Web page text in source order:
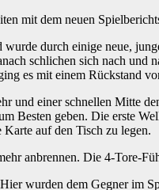
mit dem neuen
durch einige neue,
schlichen sich nach und
es mit einem Rückstand
und einer schnellen Mitte
Besten geben. Die erste
auf den Tisch zu legen.
anbrennen. Die 4-Tore-
wurden dem Gegner im